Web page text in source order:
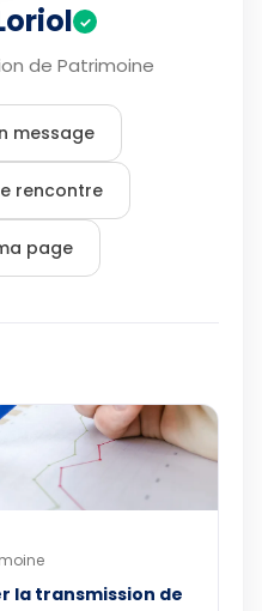
✓
de Patrimoine
message
rencontre
page
la transmission de